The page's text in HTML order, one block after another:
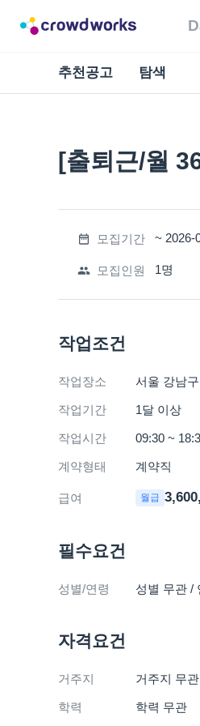
추천공고 탐색
[출퇴근/월
모집기간 ~ 2026-
모집인원 1명
작업조건
작업장소 서울 강남구
작업기간 1달 이상
작업시간 09:30 ~
계약형태 계약직
급여 월급
필수요건
성별/연령 성별 무관 /
자격요건
거주지 거주지 무관
학력 학력 무관